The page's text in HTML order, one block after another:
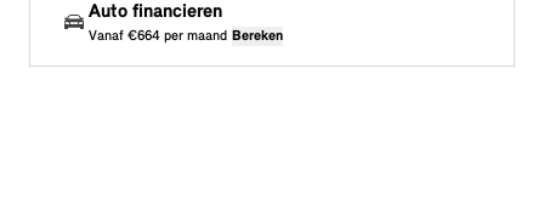
Auto financieren
Vanaf €664 per maand Bereken